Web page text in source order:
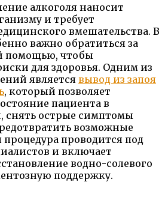
алкоголя наносит
и требует
вмешательства. В
важно обратиться за
помощью, чтобы
для здоровья. Одним из
является вывод из запоя
, который позволяет
пациента в
снять острые симптомы
возможные
проводится под
и включает
водно-солевого
поддержку.